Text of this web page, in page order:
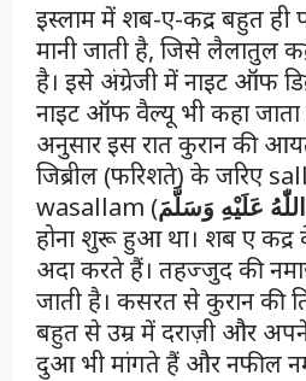
इस्लाम में शब-ए-कद्र बहुत ही
मानी जाती है, जिसे लैलातुल
है। इसे अंग्रेजी में नाइट ऑफ
नाइट ऑफ वैल्यू भी कहा जाता
अनुसार इस रात कुरान की
जिब्रील (फरिशते) के जरिए
wasallam (عَلَيْهِ وَسَلَّمَ
होना शुरू हुआ था। शब ए कद्र
अदा करते हैं। तहज्जुद की
जाती है। कसरत से कुरान की
बहुत से उम्र में दराज़ी और
दुआ भी मांगते हैं और नफील